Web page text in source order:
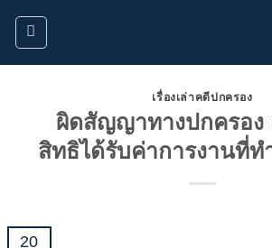
ข้าม
ยัง
เรื่องเล่าคดีปกครอง
ผิดสัญญาทางปกครอง
สิทธิได้รับค่าการงานที่ท
20